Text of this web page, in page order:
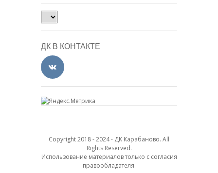
ДК В КОНТАКТЕ
Copyright 2018 - 2024 - ДК Карабаново. All
Rights Reserved.
Использование материалов только с согласия
правообладателя.